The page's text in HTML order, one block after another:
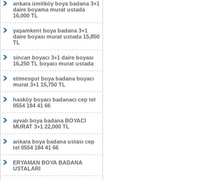
ankara ümitköy boya badana 3+1
daire boyama murat ustada
16,000 TL
yaşamkent boya badana 3+1
daire boyası murat ustada 15,850
TL
sincan boyacı 3+1 daire boyası
16,250 TL boyacı murat ustada
etimesgut boya badana boyacı
murat 3+1 15,750 TL
hasköy boyacı badanacı cep tel
0554 184 41 66
ayvalı boya badana BOYACI
MURAT 3+1 22,000 TL
ankara boya badana ustası cep
tel 0554 184 41 66
ERYAMAN BOYA BADANA
USTALARI